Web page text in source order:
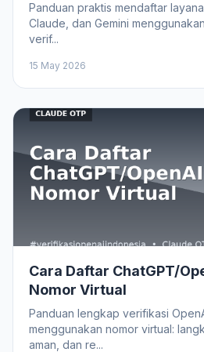
Panduan praktis mendaftar
Claude, dan Gemini
verif...
15 May 2026
Cara Daftar ChatGPT/
Nomor Virtual
Panduan lengkap verifikasi
menggunakan nomor virtual:
aman, dan re...